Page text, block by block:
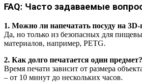
FAQ: Часто задаваемые
1. Можно ли напечатать посуду на 3D-
Да, но только из безопасных для
материалов, например, PETG.
2. Как долго печатается один предмет?
Время печати зависит от размера
– от 10 минут до нескольких часов.